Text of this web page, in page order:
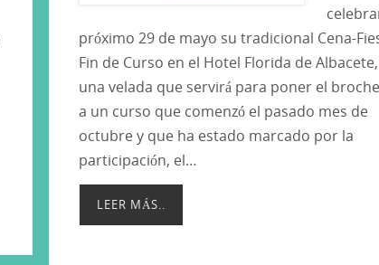
próximo 29 de mayo su tradicional Cena-
Fin de Curso en el Hotel Florida de
una velada que servirá para poner el
a un curso que comenzó el pasado mes de
octubre y que ha estado marcado por la
participación, el…
LEER MÁS..